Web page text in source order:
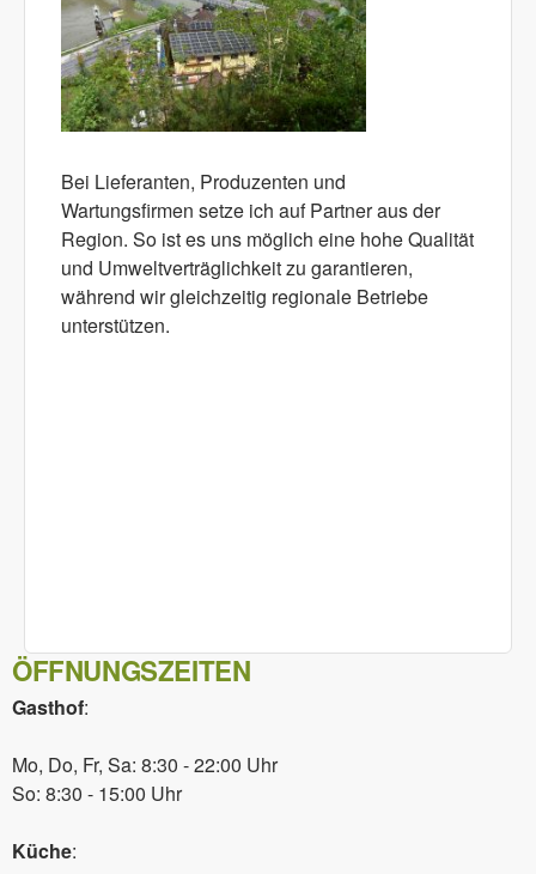
Bei Lieferanten, Produzenten und
Wartungsfirmen setze ich auf Partner aus der
Region. So ist es uns möglich eine hohe Qualität
und Umweltverträglichkeit zu garantieren,
während wir gleichzeitig regionale Betriebe
unterstützen.
ÖFFNUNGSZEITEN
Gasthof:
Mo, Do, Fr, Sa: 8:30 - 22:00 Uhr
So: 8:30 - 15:00 Uhr
Küche: